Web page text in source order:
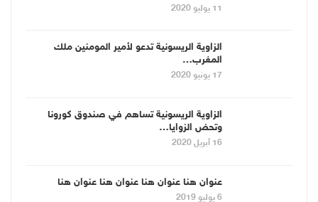
11 يوليو 2020
الزاوية الريسونية تدعو لأمير المومنين ملك
المغرب…
17 يونيو 2020
الزاوية الريسونية تساهم في صندوق كورونا
وتحض الزوايا…
16 أبريل 2020
عنوان هنا عنوان هنا عنوان هنا عنوان هنا
6 يوليو 2019